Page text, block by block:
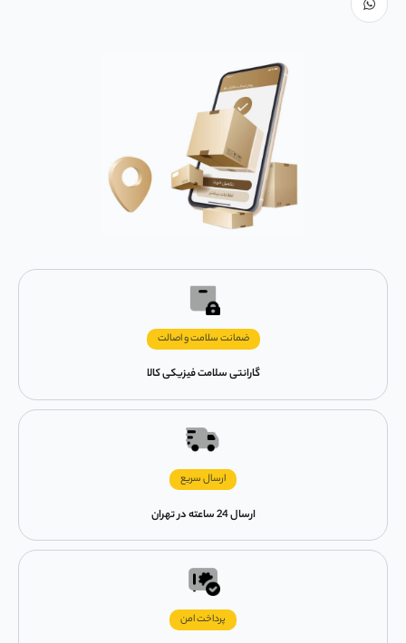
ضمانت سلامت و اصالت
گارانتی سلامت فیزیکی کالا
ارسال سریع
ارسال 24 ساعته در تهران
پرداخت امن